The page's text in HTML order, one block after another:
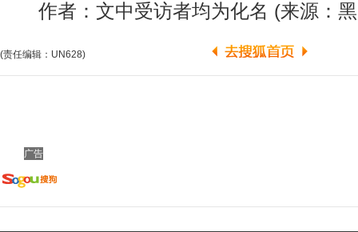
作者：文中受访者均为化名 (来源：黑
(责任编辑：UN628)
广告